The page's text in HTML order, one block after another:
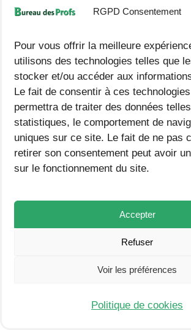
RGPD Consentement
Pour vous offrir la meilleure
utilisons des technologies telles que
stocker et/ou accéder aux
Le fait de consentir à ces
permettra de traiter des données
statistiques, le comportement de
uniques sur ce site. Le fait de ne pas
retirer son consentement peut avoir
sur le fonctionnement du site.
Accepter
Refuser
Voir les préférences
Politique de cookies
7 février 2026
more
articles
Article précédent
Frises du temps en histoire – PDF CM1
télécharger
Les grandes périodes en
chronologique (CE2 CM1) –
ÉTIQUETTES:FRANCAIS
d’investigation en sciences –